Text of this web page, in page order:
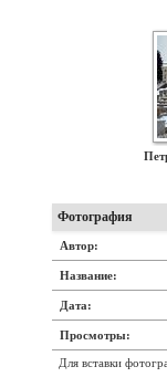
Фотография
Автор:
Название:
Дата:
Просмотры:
Для вставки